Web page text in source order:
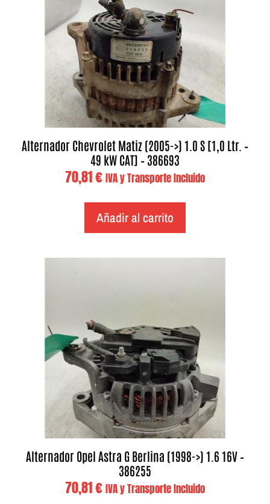
Alternador Chevrolet Matiz (2005->) 1.0 S [1,0 Ltr. –
49 kW CAT] – 386693
70,81€ IVA y Transporte Incluido
Añadir al carrito
Alternador Opel Astra G Berlina (1998->) 1.6 16V –
386255
70,81€ IVA y Transporte Incluido